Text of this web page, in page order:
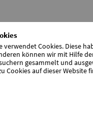
verwendet Cookies. Diese
können wir mit Hilfe
gesammelt und
Cookies auf dieser Website